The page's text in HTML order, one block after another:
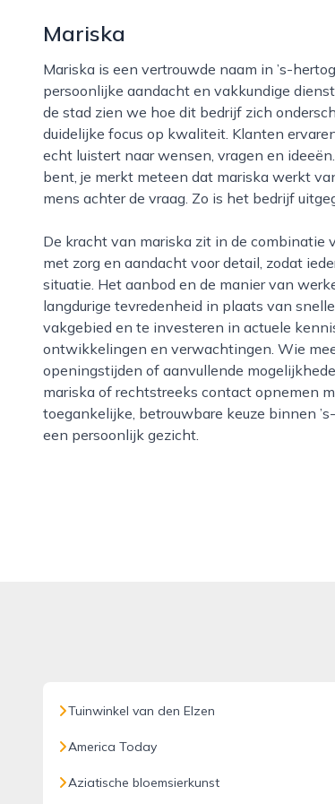
Mariska
Mariska is een vertrouwde naam in ’s-hertogenbosch voor iedereen die waarde hecht aan
persoonlijke aandacht en vakkundige
de stad zien we hoe dit bedrijf zich
duidelijke focus op kwaliteit. Klanten
echt luistert naar wensen, vragen en
bent, je merkt meteen dat mariska werkt
mens achter de vraag. Zo is het bedrijf
De kracht van mariska zit in de combinatie van professionaliteit en huiselijke sfeer. Er wordt gewerkt
met zorg en aandacht voor detail, zodat
situatie. Het aanbod en de manier van
langdurige tevredenheid in plaats van
vakgebied en te investeren in actuele
ontwikkelingen en verwachtingen. Wie
openingstijden of aanvullende
mariska of rechtstreeks contact opnemen
toegankelijke, betrouwbare keuze binnen
een persoonlijk gezicht.
Tuinwinkel van den Elzen
America Today
Aziatische bloemsierkunst